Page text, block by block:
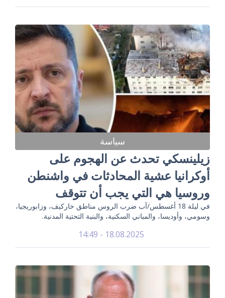
سياسة
زيلينسكي تحدث عن الهجوم على
أوكرانيا عشية المحادثات في واشنطن
وروسيا هي التي يجب أن تتوقف
في ليلة 18 أغسطس/آب ضرب الروس مناطق خاركيف، وزابوريجيا،
وسومي، وأوديسا، والمباني السكنية، والبنية التحتية المدنية.
18.08.2025 - 14:49